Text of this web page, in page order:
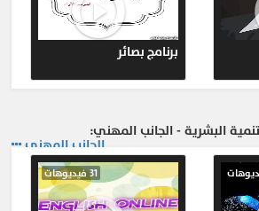
برنامج بصائر
البشرية - الجانب المهني:
الجانب المهني
31 فيديوهات